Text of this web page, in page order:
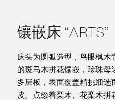
镶嵌床 “ARTS”
床头为圆弧造型，鸟眼枫木
的斑马木拼花镶嵌，珍珠母
多层板，表面覆盖精挑细选
皮。点缀着梨木、花梨木拼